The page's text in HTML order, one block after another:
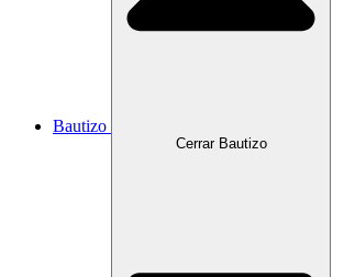
Bautizo
Cerrar Bautizo